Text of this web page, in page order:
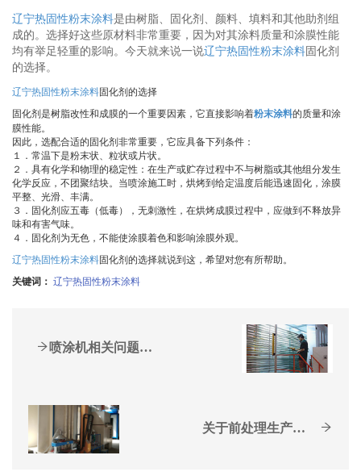
辽宁热固性粉末涂料是由树脂、固化剂、颜料、填料和其他助剂组
成的。选择好这些原材料非常重要，因为对其涂料质量和涂膜性能
均有举足轻重的影响。今天就来说一说辽宁热固性粉末涂料固化剂
的选择。
辽宁热固性粉末涂料固化剂的选择
固化剂是树脂改性和成膜的一个重要因素，它直接影响着粉末涂料的质量和涂
膜性能。
因此，选配合适的固化剂非常重要，它应具备下列条件：
１．常温下是粉末状、粒状或片状。
２．具有化学和物理的稳定性：在生产或贮存过程中不与树脂或其他组分发生
化学反应，不团聚结块。当喷涂施工时，烘烤到给定温度后能迅速固化，涂膜
平整、光滑、丰满。
３．固化剂应五毒（低毒），无刺激性，在烘烤成膜过程中，应做到不释放异
味和有害气味。
４．固化剂为无色，不能使涂膜着色和影响涂膜外观。
辽宁热固性粉末涂料固化剂的选择就说到这，希望对您有所帮助。
关键词： 辽宁热固性粉末涂料
喷涂机相关问题，怎么解决？
关于前处理生产线，这些你...